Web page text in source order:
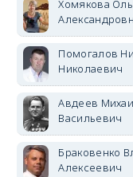
Хомякова
Помогалов
Николаевич
Авдеев
Васильевич
Браковенко
Алексеевич